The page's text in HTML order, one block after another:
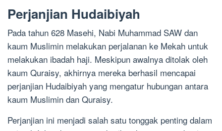
Perjanjian Hudaibiyah
Pada tahun 628 Masehi, Nabi Muhammad SAW dan
kaum Muslimin melakukan perjalanan ke Mekah untuk
melakukan ibadah haji. Meskipun awalnya ditolak oleh
kaum Quraisy, akhirnya mereka berhasil mencapai
perjanjian Hudaibiyah yang mengatur hubungan antara
kaum Muslimin dan Quraisy.
Perjanjian ini menjadi salah satu tonggak penting dalam